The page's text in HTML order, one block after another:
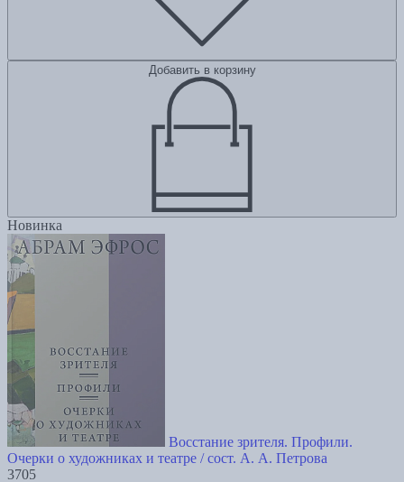
Добавить в корзину
Новинка
Восстание зрителя. Профили.
Очерки о художниках и театре / сост. А. А. Петрова
3705